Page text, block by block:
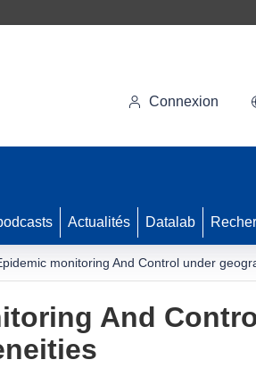
Connexion
Actualités Datalab
monitoring And Control under
And